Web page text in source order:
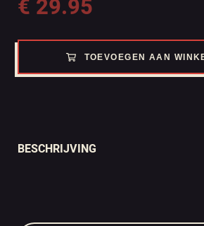
€ 29.95
TOEVOEGEN AAN
BESCHRIJVING